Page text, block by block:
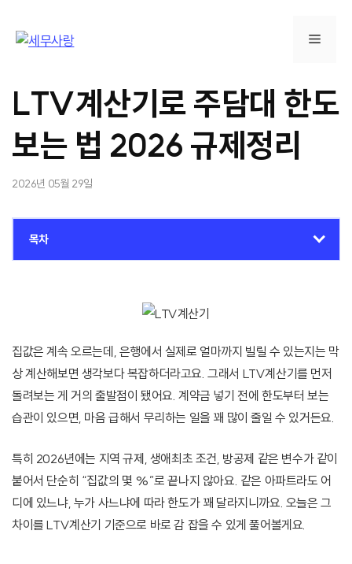
메
LTV계산기로 주담대 한도
보는 법 2026 규제정리
2026년 05월 29일
목차
집값은 계속 오르는데, 은행에서 실제로 얼마까지 빌릴 수 있는지는 막
상 계산해보면 생각보다 복잡하더라고요. 그래서 LTV계산기를 먼저
돌려보는 게 거의 출발점이 됐어요. 계약금 넣기 전에 한도부터 보는
습관이 있으면, 마음 급해서 무리하는 일을 꽤 많이 줄일 수 있거든요.
특히 2026년에는 지역 규제, 생애최초 조건, 방공제 같은 변수가 같이
붙어서 단순히 “집값의 몇 %”로 끝나지 않아요. 같은 아파트라도 어
디에 있느냐, 누가 사느냐에 따라 한도가 꽤 달라지니까요. 오늘은 그
차이를 LTV계산기 기준으로 바로 감 잡을 수 있게 풀어볼게요.